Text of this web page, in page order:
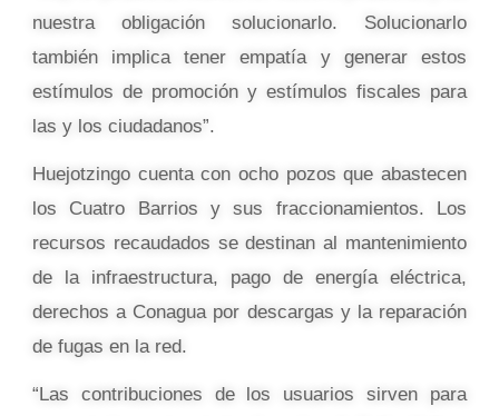
nuestra obligación solucionarlo. Solucionarlo
también implica tener empatía y generar estos
estímulos de promoción y estímulos fiscales para
las y los ciudadanos”.
Huejotzingo cuenta con ocho pozos que abastecen
los Cuatro Barrios y sus fraccionamientos. Los
recursos recaudados se destinan al mantenimiento
de la infraestructura, pago de energía eléctrica,
derechos a Conagua por descargas y la reparación
de fugas en la red.
“Las contribuciones de los usuarios sirven para